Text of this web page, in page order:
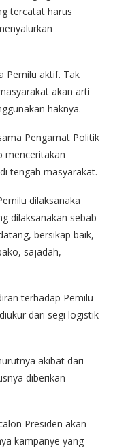
tercatat harus
Pemilu aktif. Tak
akan arti
haknya.
Pengamat Politik
menceritakan
tengah masyarakat.
dilaksanaka
dilaksanakan sebab
bersikap baik,
sajadah,
terhadap Pemilu
dari segi logistik
akibat dari
diberikan
Presiden akan
kampanye yang